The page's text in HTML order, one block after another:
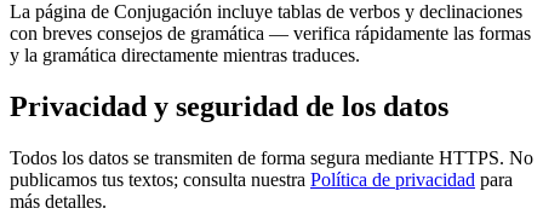
La página de Conjugación incluye tablas de verbos y declinaciones
con breves consejos de gramática — verifica rápidamente las formas
y la gramática directamente mientras traduces.
Privacidad y seguridad de los datos
Todos los datos se transmiten de forma segura mediante HTTPS. No
publicamos tus textos; consulta nuestra Política de privacidad para
más detalles.